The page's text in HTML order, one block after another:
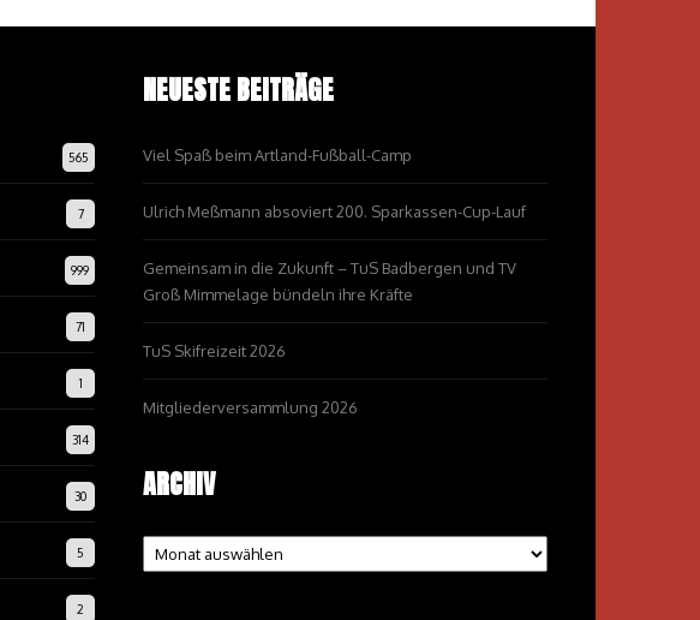
565
7
999
71
1
314
30
5
2
NEUESTE BEITRÄGE
Viel Spaß beim Artland-Fußball-Camp
Ulrich Meßmann absoviert 200. Sparkassen-Cup-Lauf
Gemeinsam in die Zukunft – TuS Badbergen und TV
Groß Mimmelage bündeln ihre Kräfte
TuS Skifreizeit 2026
Mitgliederversammlung 2026
ARCHIV
Archiv